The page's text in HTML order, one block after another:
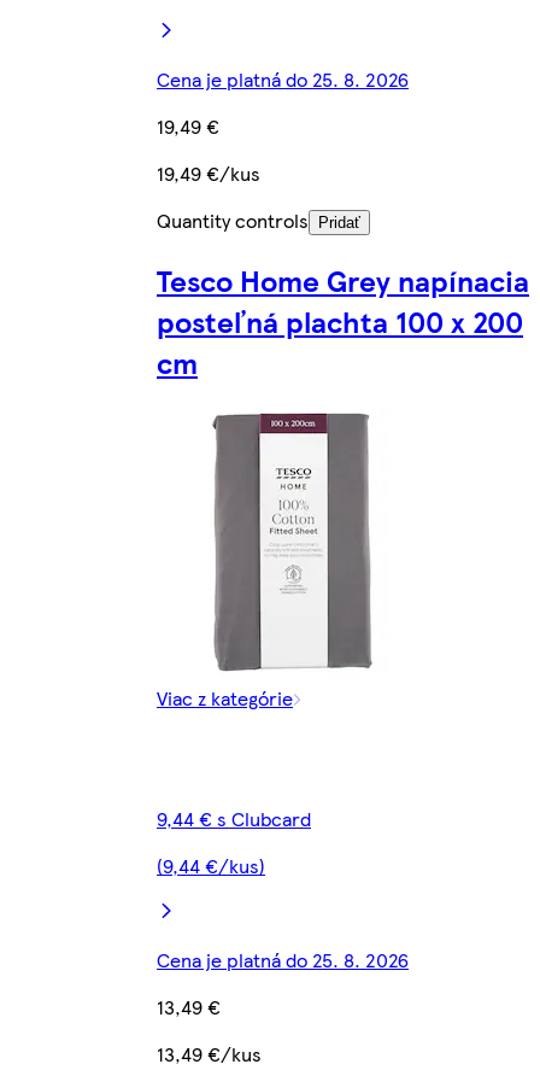
Cena je platná do 25. 8. 2026
19,49 €
19,49 €/kus
Quantity controls
Pridať
Tesco Home Grey napínacia
posteľná plachta 100 x 200
cm
Viac z kategórie
9,44 € s Clubcard
(9,44 €/kus)
Cena je platná do 25. 8. 2026
13,49 €
13,49 €/kus